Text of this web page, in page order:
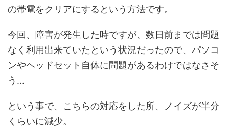
の帯電をクリアにするという方法です。
今回、障害が発生した時ですが、数日前までは問題
なく利用出来ていたという状況だったので、パソコ
ンやヘッドセット自体に問題があるわけではなさそ
う...
という事で、こちらの対応をした所、ノイズが半分
くらいに減少。